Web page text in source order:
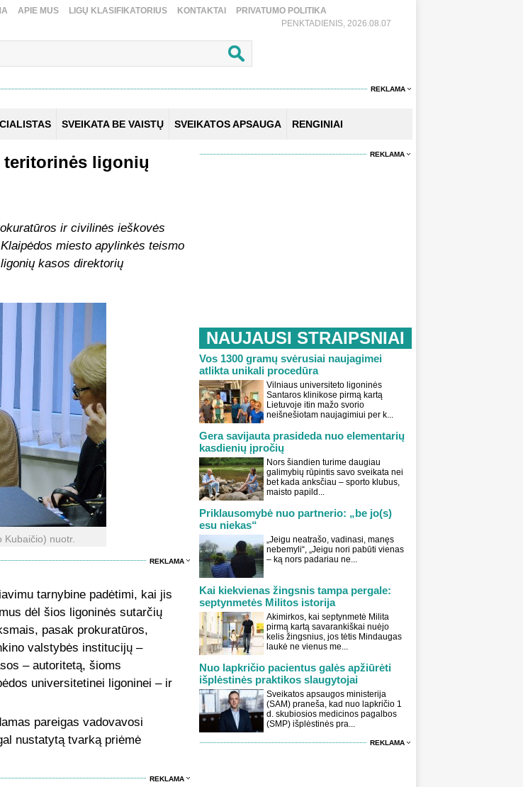
APIE MUS LIGŲ KLASIFIKATORIUS KONTAKTAI
PRIVATUMO POLITIKA
PENKTADIENIS, 2026.08.07
REKLAMA
SVEIKATA BE VAISTŲ SVEIKATOS APSAUGA RENGINIAI
ligonių
ir civilinės ieškovės
miesto apylinkės teismo
kasos direktorių
Kubaičio) nuotr.
REKLAMA
tarnybine padėtimi, kai jis
dėl šios ligoninės sutarčių
pasak prokuratūros,
valstybės institucijų –
– autoritetą, šioms
universitetinei ligoninei – ir
pareigas vadovavosi
nustatytą tvarką priėmė
REKLAMA
REKLAMA
NAUJAUSI STRAIPSNIAI
Vos 1300 gramų svėrusiai naujagimei
atlikta unikali procedūra
Vilniaus universiteto ligoninės
Santaros klinikose pirmą kartą
Lietuvoje itin mažo svorio
neišnešiotam naujagimiui per k...
Gera savijauta prasideda nuo elementarių
kasdienių įpročių
Nors šiandien turime daugiau
galimybių rūpintis savo sveikata nei
bet kada anksčiau – sporto klubus,
maisto papild...
Priklausomybė nuo partnerio: „be jo(s)
esu niekas“
„Jeigu neatrašo, vadinasi, manęs
nebemyli“, „Jeigu nori pabūti vienas
– ką nors padariau ne...
Kai kiekvienas žingsnis tampa pergale:
septynmetės Militos istorija
Akimirkos, kai septynmetė Milita
pirmą kartą savarankiškai nuėjo
kelis žingsnius, jos tėtis Mindaugas
laukė ne vienus me...
Nuo lapkričio pacientus galės apžiūrėti
išplėstinės praktikos slaugytojai
Sveikatos apsaugos ministerija
(SAM) praneša, kad nuo lapkričio 1
d. skubiosios medicinos pagalbos
(SMP) išplėstinės pra...
REKLAMA